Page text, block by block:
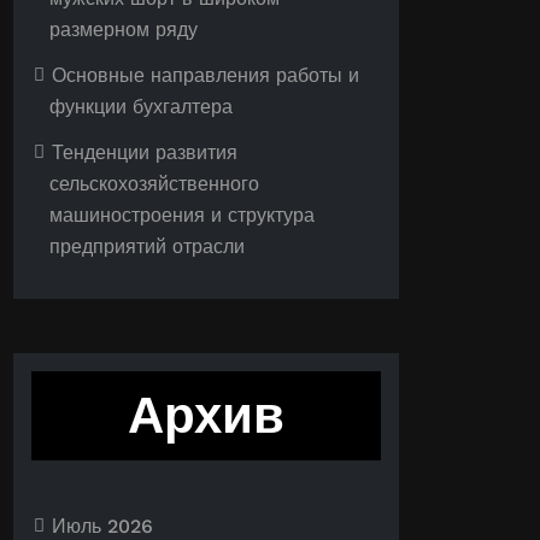
размерном ряду
Основные направления работы и
функции бухгалтера
Тенденции развития
сельскохозяйственного
машиностроения и структура
предприятий отрасли
Архив
Июль 2026